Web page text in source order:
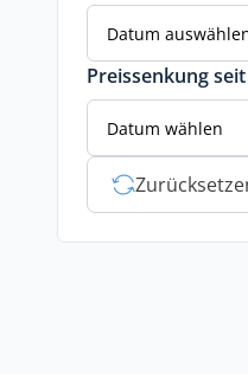
Datum
Preissenkung seit
Datum wählen